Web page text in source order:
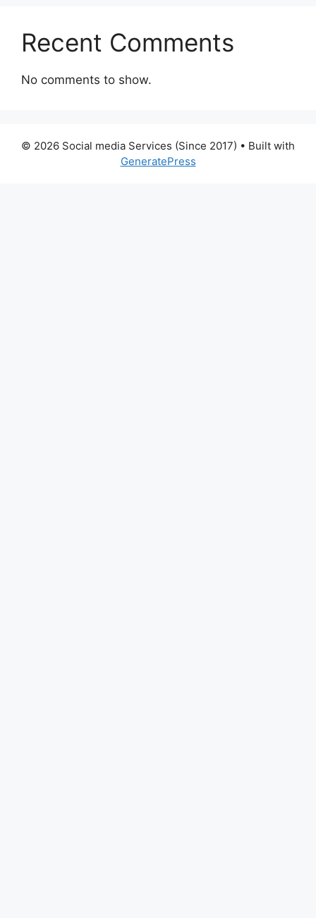
Recent Comments
No comments to show.
© 2026 Social media Services (Since 2017) • Built with
GeneratePress